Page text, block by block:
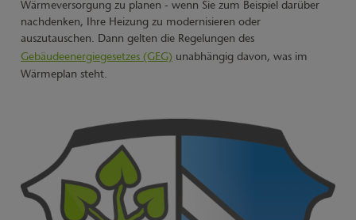
Wärmeversorgung zu planen - wenn Sie zum Beispiel darüber
nachdenken, Ihre Heizung zu modernisieren oder
auszutauschen. Dann gelten die Regelungen des
Gebäudeenergiegesetzes (GEG) unabhängig davon, was im
Wärmeplan steht.